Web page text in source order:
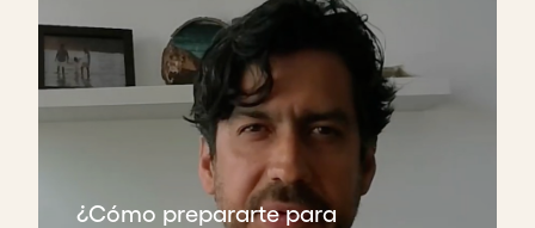
¿Cómo prepararte para